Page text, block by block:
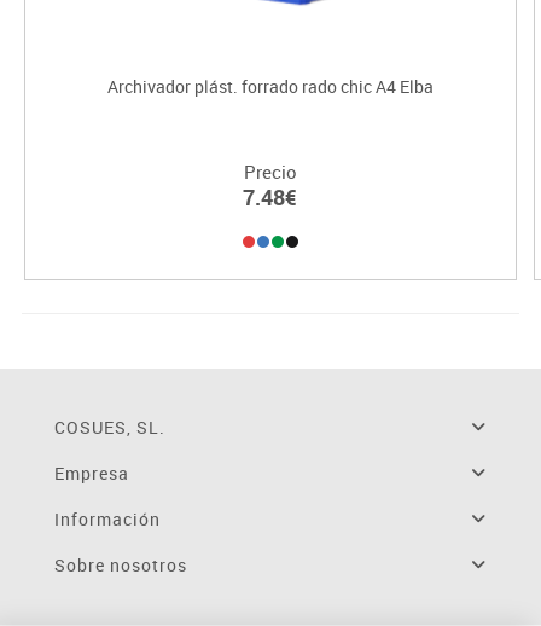
Archivador plást. forrado rado chic A4 Elba
Precio
7.48€
COSUES, SL.
Empresa
Información
Sobre nosotros